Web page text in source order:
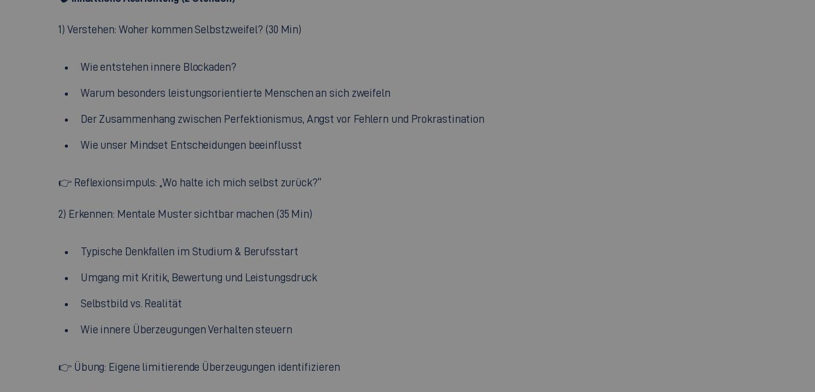
1) Verstehen: Woher kommen Selbstzweifel? (30 Min)
Wie entstehen innere Blockaden?
Warum besonders leistungsorientierte Menschen an sich zweifeln
Der Zusammenhang zwischen Perfektionismus, Angst vor Fehlern und Prokrastination
Wie unser Mindset Entscheidungen beeinflusst
👉 Reflexionsimpuls: „Wo halte ich mich selbst zurück?“
2) Erkennen: Mentale Muster sichtbar machen (35 Min)
Typische Denkfallen im Studium & Berufsstart
Umgang mit Kritik, Bewertung und Leistungsdruck
Selbstbild vs. Realität
Wie innere Überzeugungen Verhalten steuern
👉 Übung: Eigene limitierende Überzeugungen identifizieren